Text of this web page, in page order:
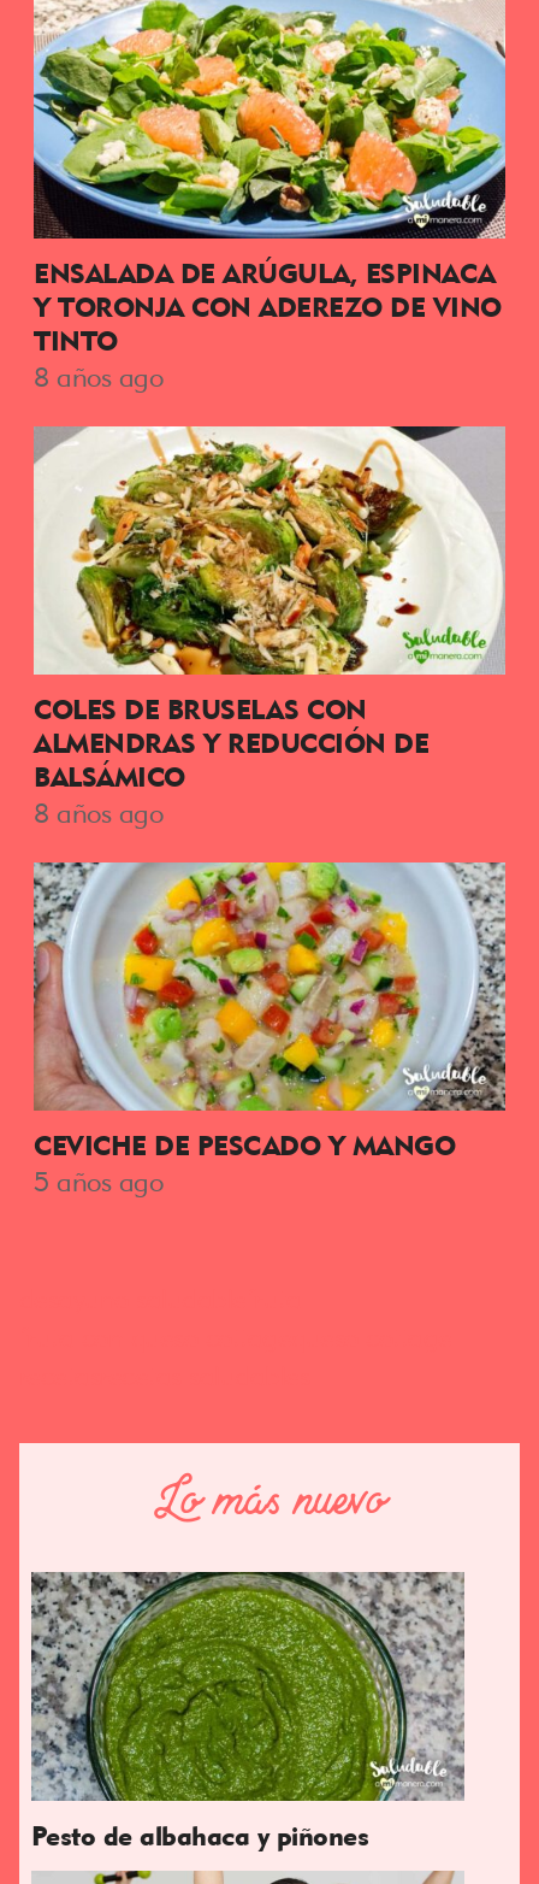
ENSALADA DE ARÚGULA, ESPINACA
Y TORONJA CON ADEREZO DE VINO
TINTO
8 años ago
COLES DE BRUSELAS CON
ALMENDRAS Y REDUCCIÓN DE
BALSÁMICO
8 años ago
CEVICHE DE PESCADO Y MANGO
5 años ago
Lo más nuevo
Pesto de albahaca y piñones